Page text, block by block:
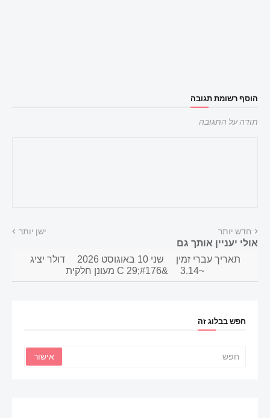
הוסף רשומת תגובה
תודה על התגובה
חדש יותר ישן יותר
אולי יעניין אותך גם
תאריך עברי זמין שני 10 באוגוסט 2026
דולר יציג
~3.14
&#176;C 29 מעונן חלקית
חפש בבלוג זה